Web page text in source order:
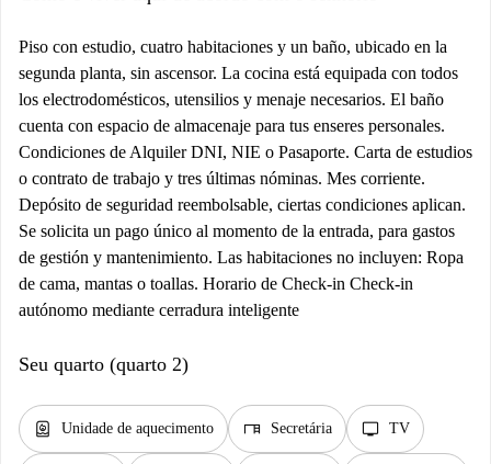
Piso con estudio, cuatro habitaciones y un baño, ubicado en la
segunda planta, sin ascensor. La cocina está equipada con todos
los electrodomésticos, utensilios y menaje necesarios. El baño
cuenta con espacio de almacenaje para tus enseres personales.
Condiciones de Alquiler DNI, NIE o Pasaporte. Carta de estudios
o contrato de trabajo y tres últimas nóminas. Mes corriente.
Depósito de seguridad reembolsable, ciertas condiciones aplican.
Se solicita un pago único al momento de la entrada, para gastos
de gestión y mantenimiento. Las habitaciones no incluyen: Ropa
de cama, mantas o toallas. Horario de Check-in Check-in
autónomo mediante cerradura inteligente
Seu quarto (quarto 2)
water_heater Unidade de aquecimento desk Secretária tv TV